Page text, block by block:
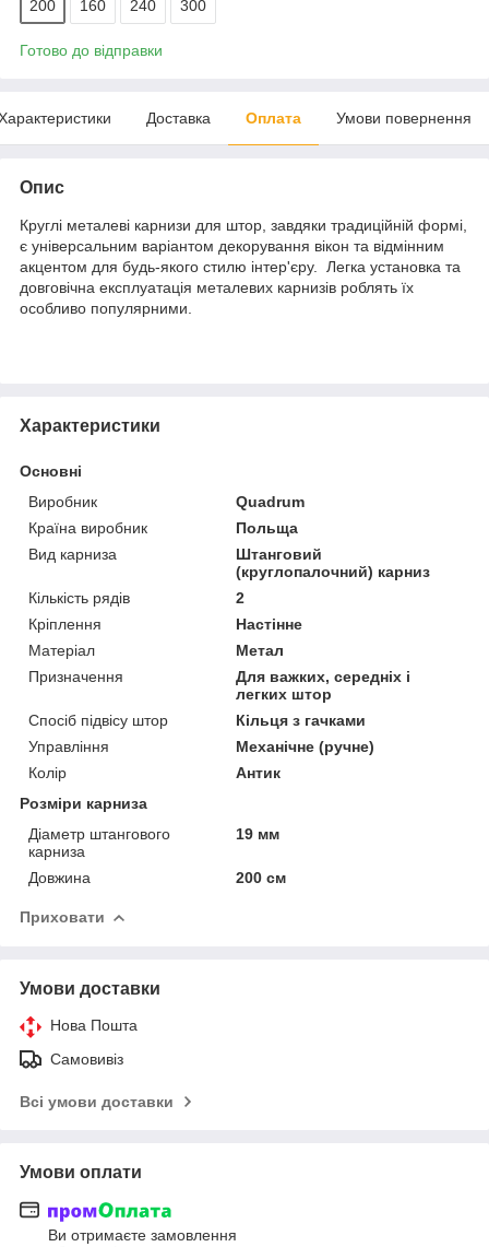
200 160 240 300
Готово до відправки
Доставка Оплата Умови повернення
Опис
Круглі металеві карнизи для штор, завдяки традиційній формі,
є універсальним варіантом декорування вікон та відмінним
акцентом для будь-якого стилю інтер'єру. Легка установка та
довговічна експлуатація металевих карнизів роблять їх
особливо популярними.
Характеристики
Основні
Виробник
Quadrum
Країна виробник
Польща
Вид карниза
Штанговий
(круглопалочний) карниз
Кількість рядів
2
Кріплення
Настінне
Матеріал
Метал
Призначення
Для важких, середніх і
легких штор
Спосіб підвісу штор
Кільця з гачками
Управління
Механічне (ручне)
Колір
Антик
Розміри карниза
Діаметр штангового
карниза
19 мм
Довжина 200 см
Приховати
Умови доставки
Нова Пошта
Самовивіз
Всі умови доставки
Умови оплати
Ви отримаєте замовлення